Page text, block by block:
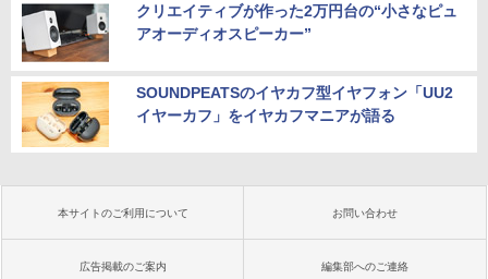
クリエイティブが作った2万円台の“小さなピュ
アオーディオスピーカー”
SOUNDPEATSのイヤカフ型イヤフォン「UU2
イヤーカフ」をイヤカフマニアが語る
本サイトのご利用について お問い合わせ
広告掲載のご案内 編集部へのご連絡